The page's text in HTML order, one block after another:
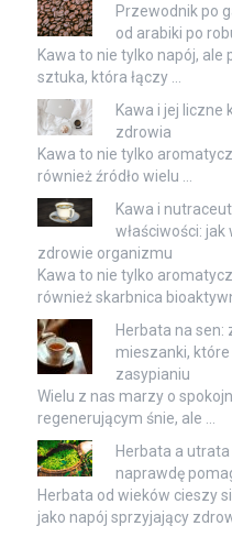
Przewodnik po
od arabiki po
Kawa to nie tylko napój, ale
sztuka, która łączy …
Kawa i jej liczne
zdrowia
Kawa to nie tylko
również źródło wielu …
Kawa i
właściwości: jak
zdrowie organizmu
Kawa to nie tylko
również skarbnica
Herbata na sen:
mieszanki,
zasypianiu
Wielu z nas marzy o
regenerującym śnie, ale …
Herbata a
naprawdę
Herbata od wieków cieszy
jako napój sprzyjający